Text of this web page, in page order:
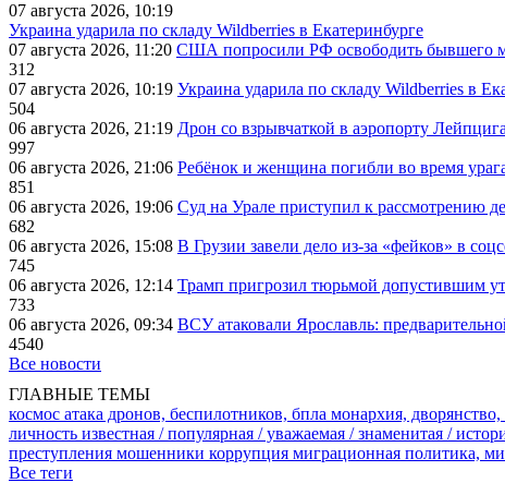
07 августа 2026, 10:19
Украина ударила по складу Wildberries в Екатеринбурге
07 августа 2026, 11:20 США попросили РФ освободить бывшего
312
07 августа 2026, 10:19 Украина ударила по складу Wildberries в
504
06 августа 2026, 21:19 Дрон со взрывчаткой в аэропорту
997
06 августа 2026, 21:06 Ребёнок и женщина погибли во время
851
06 августа 2026, 19:06 Суд на Урале приступил к рассмотрению
682
06 августа 2026, 15:08 В Грузии завели дело из-за «фейков» в
745
06 августа 2026, 12:14 Трамп пригрозил тюрьмой допустившим
733
06 августа 2026, 09:34 ВСУ атаковали Ярославль:
4540
Все новости
ГЛАВНЫЕ ТЕМЫ
космос атака дронов, беспилотников, бпла монархия, дворянство,
личность известная / популярная / уважаемая / знаменитая /
преступления мошенники коррупция миграционная политика,
Все теги